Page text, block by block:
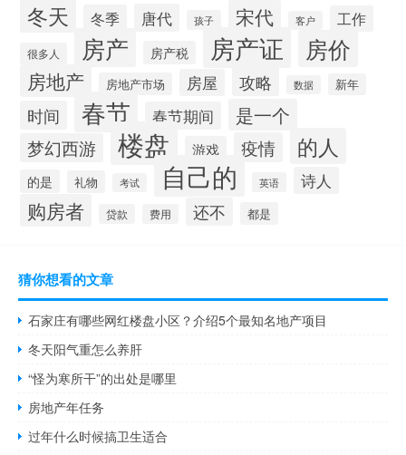
冬天 冬季 唐代 孩子 宋代 客户 工作
很多人 房产 房产税 房产证 房价
房地产 房地产市场 房屋 攻略 数据 新年
时间 春节 春节期间 是一个
梦幻西游 楼盘 游戏 疫情 的人
的是 礼物 考试 自己的 英语 诗人
购房者 贷款 费用 还不 都是
猜你想看的文章
石家庄有哪些网红楼盘小区？介绍5个最知名地产项目
冬天阳气重怎么养肝
“怪为寒所干”的出处是哪里
房地产年任务
过年什么时候搞卫生适合